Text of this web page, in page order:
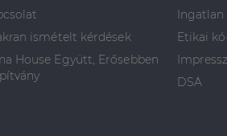
ismételt kérdések
House Együtt, Erősebben
Ingatlan
Etikai
DSA